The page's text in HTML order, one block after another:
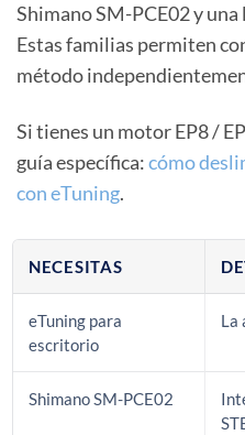
Shimano SM-PCE02 y
Estas familias permiten
método
Si tienes un motor EP8 /
guía específica:cómo
con eTuning.
NECESITAS
eTuning para
escritorio
La
Shimano SM-PCE02